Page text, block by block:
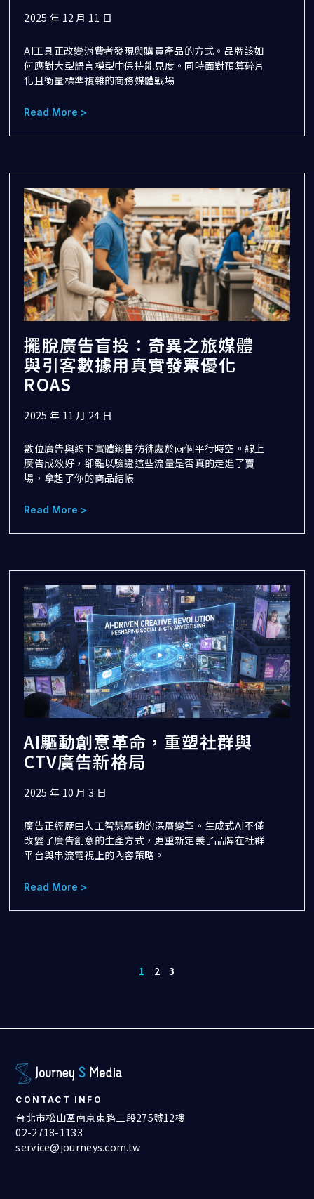
2025 年 12 月 11 日
AI工具正改變消費者發現與購買產品的方式。品牌該如
何應對大型語言模型中保持能見度。同時面對預算碎片
化且衡量標準複雜的商務媒體戰場
Read More >
擺脫廣告盲投：奇異之旅媒體
與引客數據用真實發票優化
ROAS​​
2025 年 11 月 24 日
數位廣告與線下實體銷售彷彿處於兩個平行時空。線上
廣告成效好，卻難以驗證這些流量是否真的走進了賣
場，拿起了你的商品結帳
Read More >
AI驅動創意革命，重塑社群與
CTV廣告新格局
2025 年 10 月 3 日
廣告正經歷由人工智慧驅動的深層變革。生成式AI不僅
改變了廣告創意的生產方式，更重新定義了品牌在社群
平台與串流電視上的內容策略。
Read More >
1 2 3
CONTACT INFO
台北市松山區南京東路三段275號12樓
02-2718-1133
service@journeys.com.tw